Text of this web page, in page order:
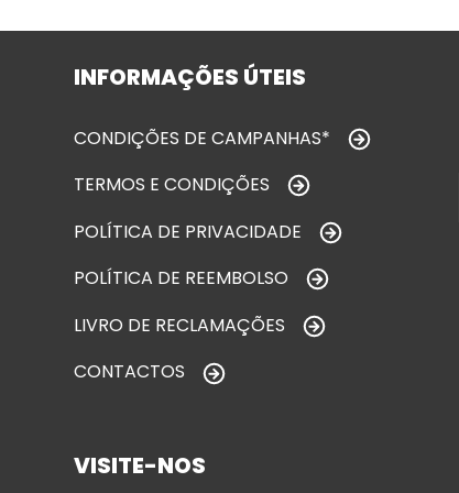
INFORMAÇÕES ÚTEIS
CONDIÇÕES DE CAMPANHAS*
TERMOS E CONDIÇÕES
POLÍTICA DE PRIVACIDADE
POLÍTICA DE REEMBOLSO
LIVRO DE RECLAMAÇÕES
CONTACTOS
VISITE-NOS